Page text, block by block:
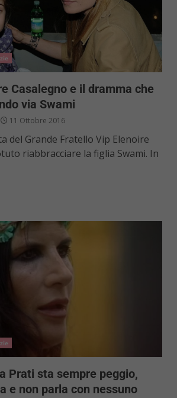
Casalegno e il dramma che
via Swami
11 Ottobre 2016
del Grande Fratello Vip Elenoire
riabbracciare la figlia Swami. In
Prati sta sempre peggio,
e non parla con nessuno